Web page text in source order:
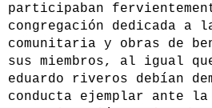
participaban
congregación dedicada a
comunitaria y obras de
sus miembros, al igual
eduardo riveros debían
conducta ejemplar ante